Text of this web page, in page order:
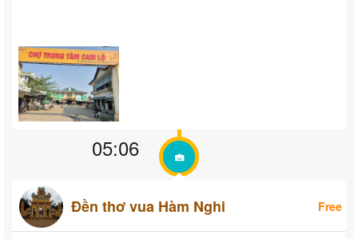
05:06
Đền thơ vua Hàm Nghi Free